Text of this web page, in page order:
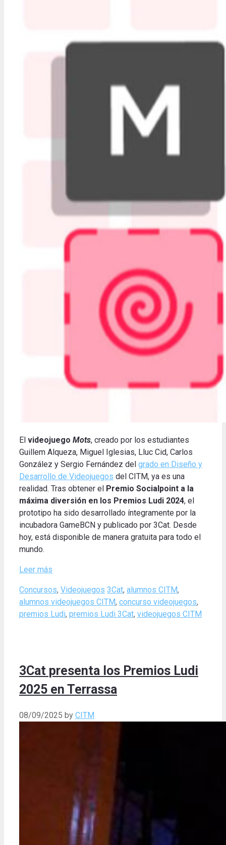
El videojuego Mots, creado por los estudiantes
Guillem Alqueza, Miguel Iglesias, Lluc Cid, Carlos
González y Sergio Fernández del grado en Diseño y
Desarrollo de Videojuegos del CITM, ya es una
realidad. Tras obtener el
Premio Socialpoint a la
máxima diversión en los Premios Ludi 2024, el
prototipo ha sido desarrollado íntegramente por la
incubadora GameBCN y publicado por 3Cat. Desde
hoy, está disponible de manera gratuita para todo el
mundo.
Leer más
Categories
Concursos, Videojuegos Tags
3Cat, alumnos CITM,
alumnos videojuegos CITM, concurso videojuegos,
premios Ludi, premios Ludi 3Cat, videojuegos CITM
3Cat presenta los Premios Ludi
2025 en Terrassa
08/09/2025 by CITM